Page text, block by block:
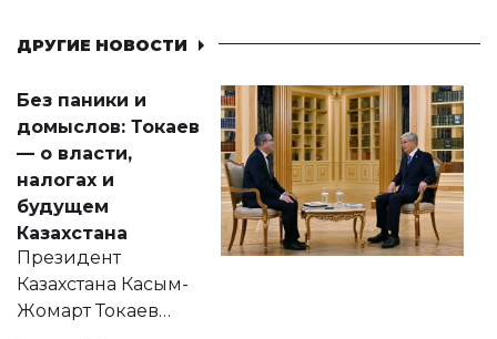
ДРУГИЕ НОВОСТИ
Без паники и
домыслов: Токаев
— о власти,
налогах и
будущем
Казахстана
Президент
Казахстана Касым-
Жомарт Токаев